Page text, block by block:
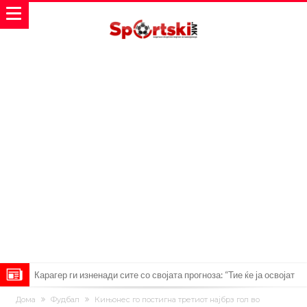
Карагер ги изненади сите со својата прогноза: “Тие ќе ја освојат
Премиер лигата, а причината е едноставна”
Родри ги отвори вратите за трансфер во Барселона, Реал Мадрид
Дома Фудбал
Кињонес го постигна третиот најбрз гол во